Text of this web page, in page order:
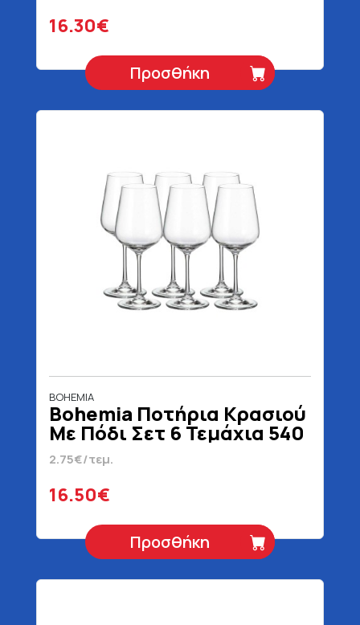
16.30€
Προσθήκη
BOHEMIA
Bohemia Ποτήρια Κρασιού
Με Πόδι Σετ 6 Τεμάχια 540
ml
2.75€/τεμ.
16.50€
Προσθήκη